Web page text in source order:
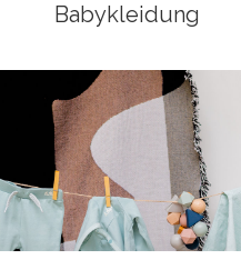
Babykleidung